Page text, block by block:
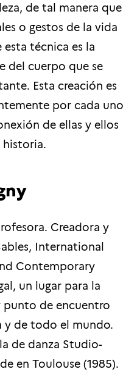
de tal manera que
o gestos de la vida
técnica es la
del cuerpo que se
Esta creación es
por cada uno
de ellas y ellos
historia.
Creadora y
International
Contemporary
un lugar para la
de encuentro
y de todo el mundo.
de danza Studio-
en Toulouse (1985).